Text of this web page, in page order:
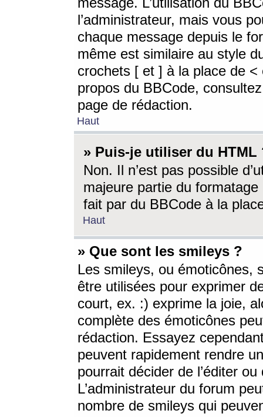
l’administrateur, mais vous
chaque message depuis le
même est similaire au style
crochets [ et ] à la place de <
propos du BBCode,
page de rédaction.
Haut
» Puis-je utiliser du HTML
Non. Il n’est pas possible
majeure partie du
fait par du BBCode à la
Haut
» Que sont les smileys ?
Les smileys, ou émoticônes,
être utilisées pour exprimer
court, ex. :) exprime la joie,
complète des émoticônes
rédaction. Essayez
peuvent rapidement rendre
pourrait décider de l’éditer
L’administrateur du forum
nombre de smileys qui